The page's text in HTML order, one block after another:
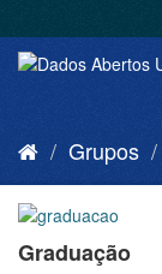
Grupos
Graduação